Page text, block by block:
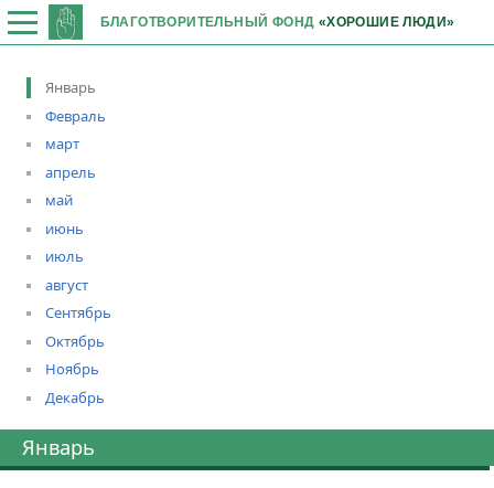
БЛАГОТВОРИТЕЛЬНЫЙ ФОНД «ХОРОШИЕ ЛЮДИ»
Январь
Февраль
март
апрель
май
июнь
июль
август
Сентябрь
Октябрь
Ноябрь
Декабрь
Январь